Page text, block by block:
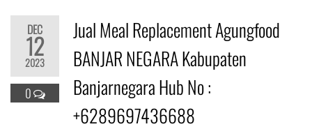
DEC
12
2023
0
Jual Meal Replacement Agungfood
BANJAR NEGARA Kabupaten
Banjarnegara Hub No :
+6289697436688